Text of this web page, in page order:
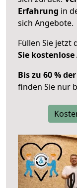
Erfahrung in
sich Angebote.
Füllen Sie jetzt
Sie
Bis zu 60 %
finden Sie nur